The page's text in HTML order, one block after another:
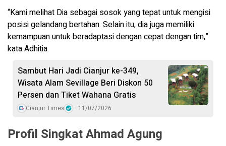
“Kami melihat Dia sebagai sosok yang tepat untuk mengisi
posisi gelandang bertahan. Selain itu, dia juga memiliki
kemampuan untuk beradaptasi dengan cepat dengan tim,”
kata Adhitia.
Sambut Hari Jadi Cianjur ke-349,
Wisata Alam Sevillage Beri Diskon 50
Persen dan Tiket Wahana Gratis
Cianjur Times 11/07/2026
Profil Singkat Ahmad Agung